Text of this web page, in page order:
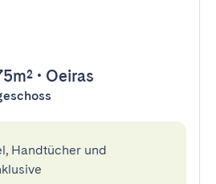
• Oeiras
Handtücher und